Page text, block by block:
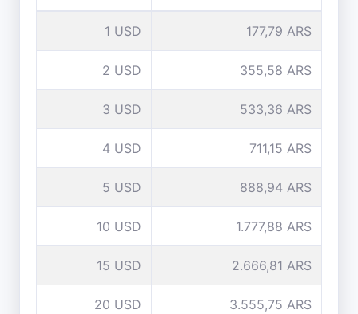
1 USD 177,79 ARS
2 USD 355,58 ARS
3 USD 533,36 ARS
4 USD 711,15 ARS
5 USD 888,94 ARS
10 USD 1.777,88 ARS
15 USD 2.666,81 ARS
20 USD 3.555,75 ARS